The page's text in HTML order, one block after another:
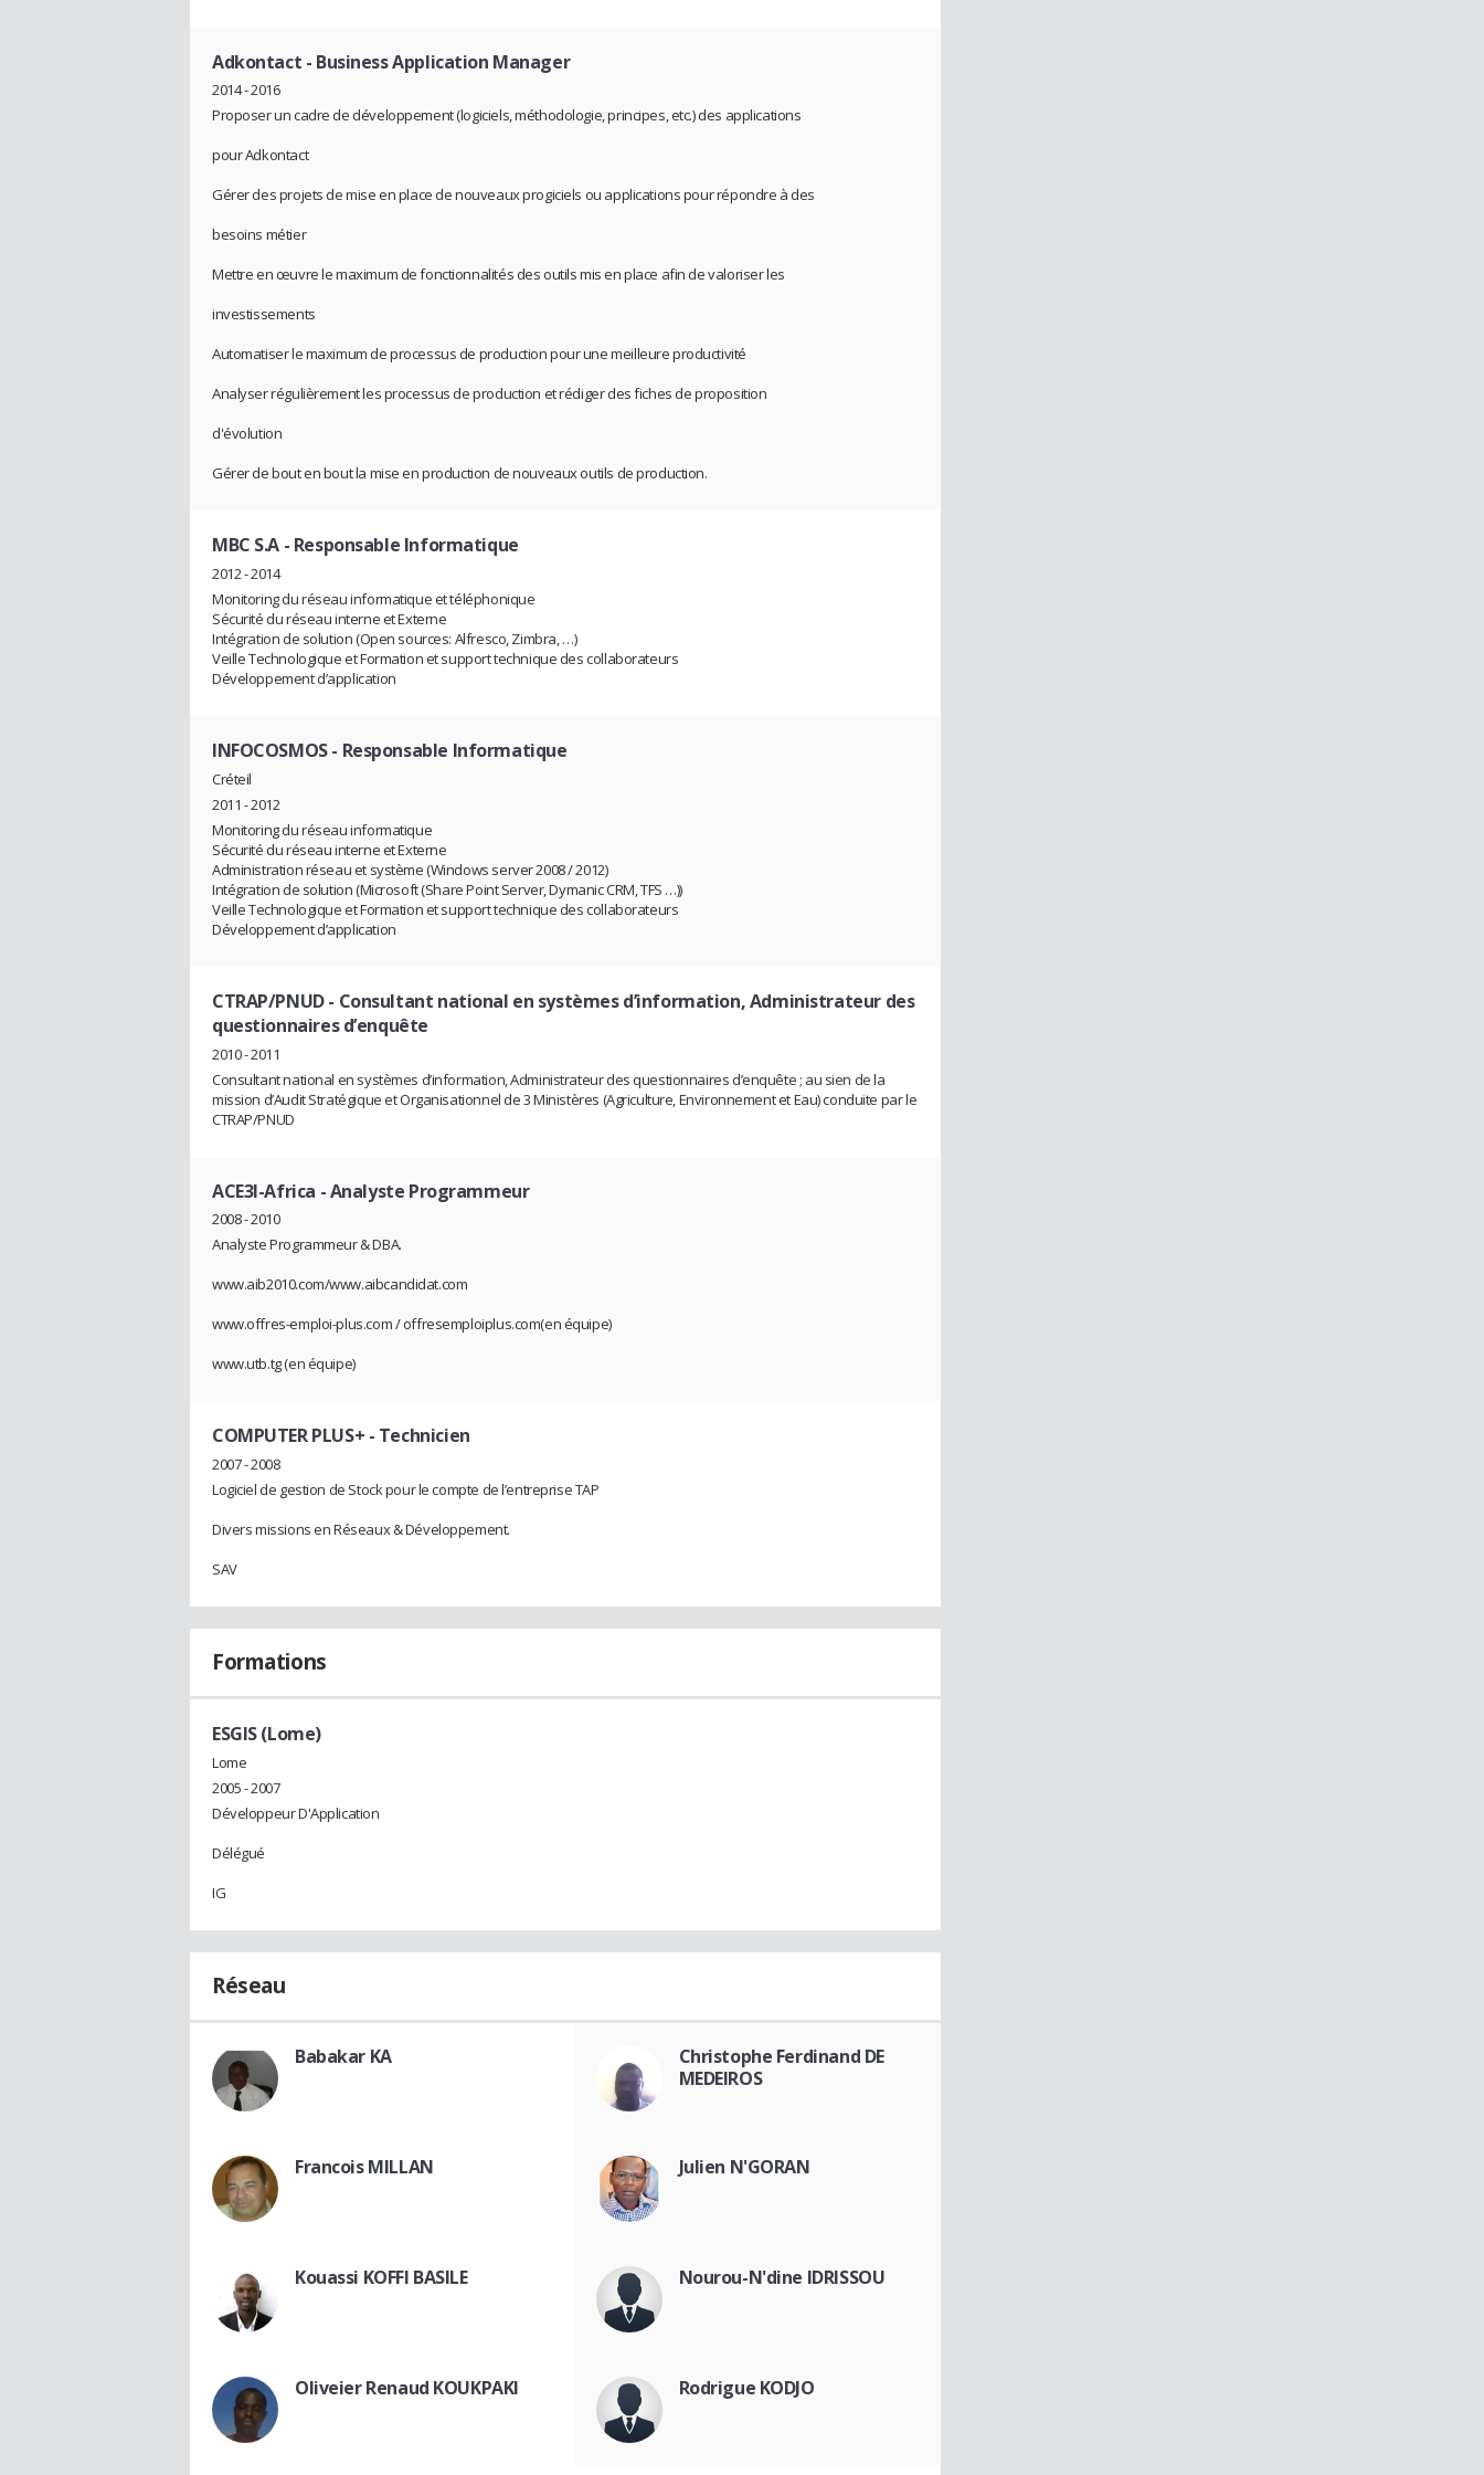
Adkontact - Business Application Manager
2014 - 2016
Proposer un cadre de développement (logiciels, méthodologie, principes, etc.) des applications
pour Adkontact
Gérer des projets de mise en place de nouveaux progiciels ou applications pour répondre à des
besoins métier
Mettre en œuvre le maximum de fonctionnalités des outils mis en place afin de valoriser les
investissements
Automatiser le maximum de processus de production pour une meilleure productivité
Analyser régulièrement les processus de production et rédiger des fiches de proposition
d'évolution
Gérer de bout en bout la mise en production de nouveaux outils de production.
MBC S.A - Responsable Informatique
2012 - 2014
Monitoring du réseau informatique et téléphonique
Sécurité du réseau interne et Externe
Intégration de solution (Open sources: Alfresco, Zimbra, …)
Veille Technologique et Formation et support technique des collaborateurs
Développement d’application
INFOCOSMOS- Responsable Informatique
Créteil
2011 - 2012
Monitoring du réseau informatique
Sécurité du réseau interne et Externe
Administration réseau et système (Windows server 2008 / 2012)
Intégration de solution (Microsoft (Share Point Server, Dymanic CRM, TFS …))
Veille Technologique et Formation et support technique des collaborateurs
Développement d’application
CTRAP/PNUD- Consultant national en systèmes d’information, Administrateur des
questionnaires d’enquête
2010 - 2011
Consultant national en systèmes d’information, Administrateur des questionnaires d’enquête ; au sien de la
mission d’Audit Stratégique et Organisationnel de 3 Ministères (Agriculture, Environnement et Eau) conduite par le
CTRAP/PNUD
ACE3I-Africa - Analyste Programmeur
2008 - 2010
Analyste Programmeur & DBA.
www.aib2010.com/www.aibcandidat.com
www.offres-emploi-plus.com / offresemploiplus.com(en équipe)
www.utb.tg (en équipe)
COMPUTER PLUS+ - Technicien
2007 - 2008
Logiciel de gestion de Stock pour le compte de l’entreprise TAP
Divers missions en Réseaux & Développement.
SAV
Formations
ESGIS (Lome)
Lome
2005 - 2007
Développeur D'Application
Délégué
IG
Réseau
Babakar KA
Christophe Ferdinand DE
MEDEIROS
Francois MILLAN Julien N'GORAN
Kouassi KOFFI BASILE Nourou-N'dine IDRISSOU
Oliveier Renaud KOUKPAKI Rodrigue KODJO